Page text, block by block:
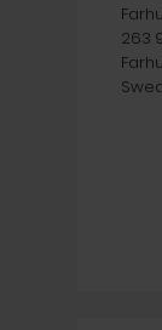
263